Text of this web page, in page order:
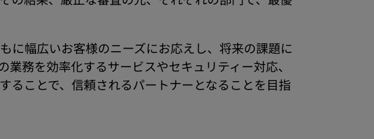
に幅広いお客様のニーズにお応えし、将来の課題に
務を効率化するサービスやセキュリティー対応、
ることで、信頼されるパートナーとなることを目指